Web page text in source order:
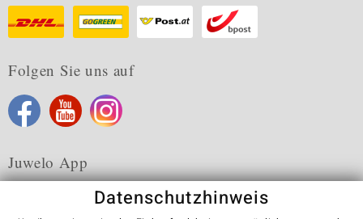
Folgen Sie uns auf
Juwelo App
Datenschutzhinweis